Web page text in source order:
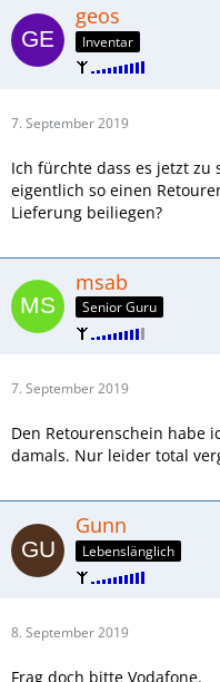
geos
Inventar
7. September 2019
Ich fürchte dass es jetzt zu
eigentlich so einen
Lieferung beiliegen?
msab
Senior Guru
7. September 2019
Den Retourenschein habe
damals. Nur leider total
Gunn
Lebenslänglich
8. September 2019
Frag doch bitte Vodafone.